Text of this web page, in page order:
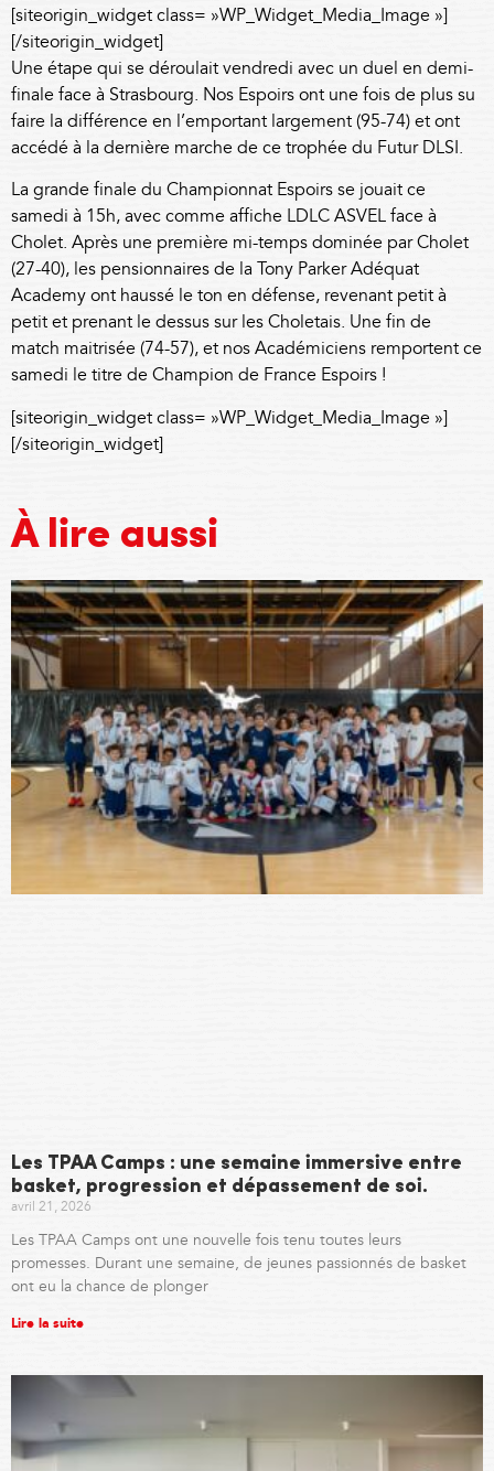
[siteorigin_widget class= »WP_Widget_Media_Image »]
[/siteorigin_widget]
Une étape qui se déroulait vendredi avec un duel en demi-
finale face à Strasbourg. Nos Espoirs ont une fois de plus su
faire la différence en l’emportant largement (95-74) et ont
accédé à la dernière marche de ce trophée du Futur DLSI.
La grande finale du Championnat Espoirs se jouait ce
samedi à 15h, avec comme affiche LDLC ASVEL face à
Cholet. Après une première mi-temps dominée par Cholet
(27-40), les pensionnaires de la Tony Parker Adéquat
Academy ont haussé le ton en défense, revenant petit à
petit et prenant le dessus sur les Choletais. Une fin de
match maitrisée (74-57), et nos Académiciens remportent ce
samedi le titre de Champion de France Espoirs !
[siteorigin_widget class= »WP_Widget_Media_Image »]
[/siteorigin_widget]
À lire aussi
Les TPAA Camps : une semaine immersive entre
basket, progression et dépassement de soi.
avril 21, 2026
Les TPAA Camps ont une nouvelle fois tenu toutes leurs
promesses. Durant une semaine, de jeunes passionnés de basket
ont eu la chance de plonger
Lire la suite